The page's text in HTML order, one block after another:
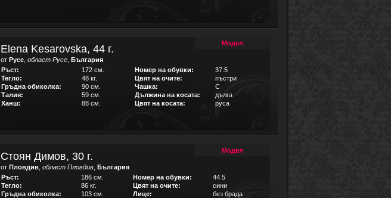
Elena Kesarovska, 44 г. Модел
от Русе област Русе България
Ръст:
172 см. Номер на обувки:
37.5
Тегло:
48 кг. Цвят на очите:
пъстри
Гръдна обиколка:
90 см. Чашка:
C
Талия:
59 см. Дължина на косата:
дълга
Ханш:
88 см. Цвят на косата: руса
Стоян Димов, 30 г. Модел
от Пловдив област Пловдив България
Ръст:
186 см. Номер на обувки:
44.5
Тегло:
86 кг. Цвят на очите:
сини
Гръдна обиколка:
103 см. Лице:
без брада